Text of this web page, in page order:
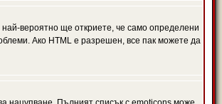
вероятно ще откриете, че само определени
Ако HTML е разрешен, все пак можете да